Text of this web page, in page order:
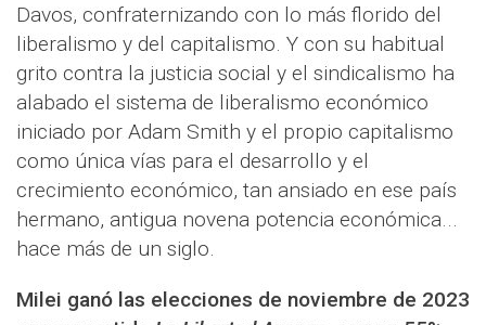
Davos, confraternizando con lo más florido del
liberalismo y del capitalismo. Y con su habitual
grito contra la justicia social y el sindicalismo ha
alabado el sistema de liberalismo económico
iniciado por Adam Smith y el propio capitalismo
como única vías para el desarrollo y el
crecimiento económico, tan ansiado en ese país
hermano, antigua novena potencia económica...
hace más de un siglo.
Milei ganó las elecciones de noviembre de 2023